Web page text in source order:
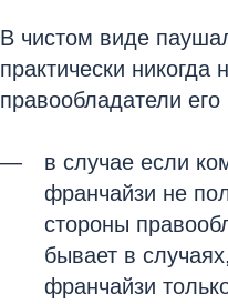
В чистом виде
практически никогда
правообладатели его
в случае если
франчайзи не
стороны
бывает в
франчайзи